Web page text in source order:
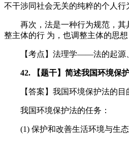
不干涉同社会无关的纯粹的个人行
再次，法是一种行为规范，其具
整主体的行 为，也调整主体的思
【考点】法理学——法的起源
42. 【题干】简述我国环境保护
【答案】我国环境保护法的目的
我国环境保护法的任务：
(1) 保护和改善生活环境与生态